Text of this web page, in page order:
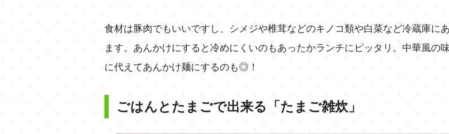
食材は豚肉でもいいですし、シメジや椎茸などのキノコ類や白菜など冷蔵庫に
ます。あんかけにすると冷めにくいのもあったかランチにピッタリ。中華風の
に代えてあんかけ麺にするのも◎！
ごはんとたまごで出来る「たまご雑炊」